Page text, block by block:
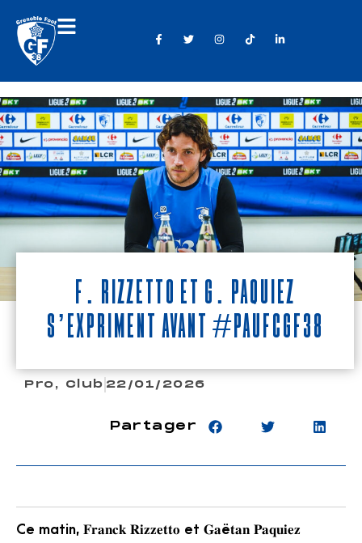
F. Rizzetto et G. Paquiez
s’expriment avant #PAUFCGF38
Pro, Club 22/01/2026
Partager
Ce matin, 𝐅𝐫𝐚𝐧𝐜𝐤 𝐑𝐢𝐳𝐳𝐞𝐭𝐭𝐨 et 𝐆𝐚ë𝐭𝐚𝐧 𝐏𝐚𝐪𝐮𝐢𝐞𝐳